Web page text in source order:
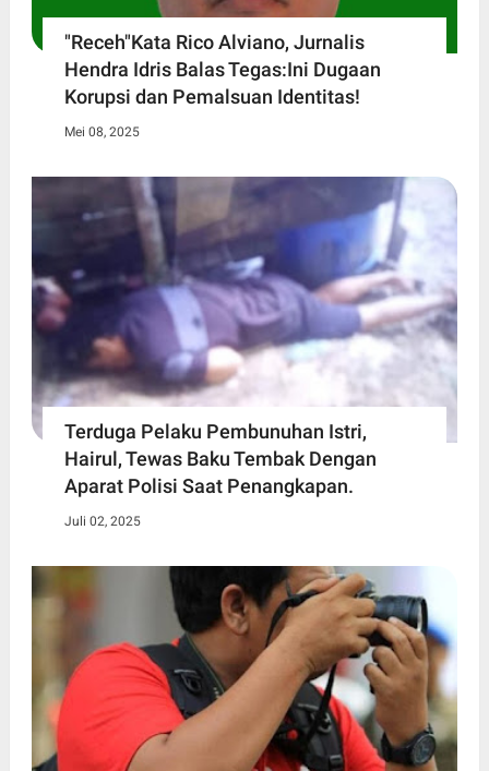
"Receh"Kata Rico Alviano, Jurnalis
Hendra Idris Balas Tegas:Ini Dugaan
Korupsi dan Pemalsuan Identitas!
Mei 08, 2025
Terduga Pelaku Pembunuhan Istri,
Hairul, Tewas Baku Tembak Dengan
Aparat Polisi Saat Penangkapan.
Juli 02, 2025